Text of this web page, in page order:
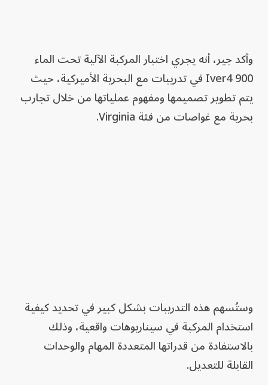
وأكد جير، أنه يجري اختبار المركبة الآلية تحت الماء
Iver4 900 في تدريبات مع البحرية الأميركية، حيث
يتم تطوير تصميمها ومفهوم عملياتها من خلال تجارب
بحرية مع غواصات من فئة Virginia.
وستُسهم هذه التدريبات بشكل كبير في تحديد كيفية
استخدام المركبة في سيناريوهات واقعية، وذلك
بالاستفادة من قدراتها المتعددة المهام والوحدات
القابلة للتعديل.